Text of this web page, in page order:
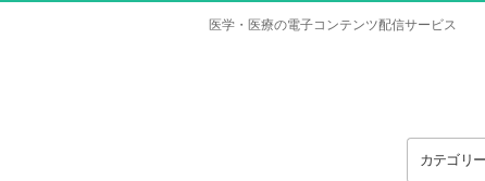
医学・医療の電子コンテンツ配信サービス
カテゴリー